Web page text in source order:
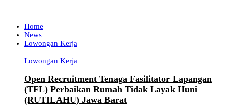
Home
News
Lowongan Kerja
Lowongan Kerja
Open Recruitment Tenaga Fasilitator Lapangan
(TFL) Perbaikan Rumah Tidak Layak Huni
(RUTILAHU) Jawa Barat